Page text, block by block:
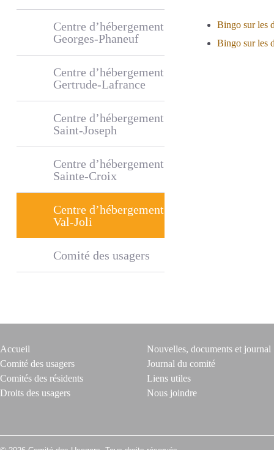
Centre d’hébergement
Georges-Phaneuf
Centre d’hébergement
Gertrude-Lafrance
Centre d’hébergement
Saint-Joseph
Centre d’hébergement
Sainte-Croix
Centre d’hébergement
Val-Joli
Comité des usagers
Bingo sur les
Bingo sur les
Accueil
Comité des usagers
Comités des résidents
Droits des usagers
Nouvelles, documents et journal
Journal du comité
Liens utiles
Nous joindre